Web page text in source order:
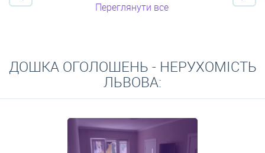
Переглянути все
ДОШКА ОГОЛОШЕНЬ - НЕРУХОМІСТЬ
ЛЬВОВА: